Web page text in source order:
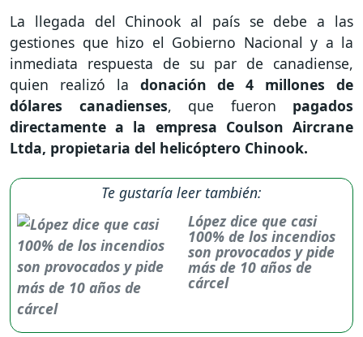
La llegada del Chinook al país se debe a las
gestiones que hizo el Gobierno Nacional y a la
inmediata respuesta de su par de canadiense,
quien realizó la donación de 4 millones de
dólares canadienses, que fueron pagados
directamente a la empresa Coulson Aircrane
Ltda, propietaria del helicóptero Chinook.
Te gustaría leer también:
López dice que casi
100% de los incendios
son provocados y pide
más de 10 años de
cárcel